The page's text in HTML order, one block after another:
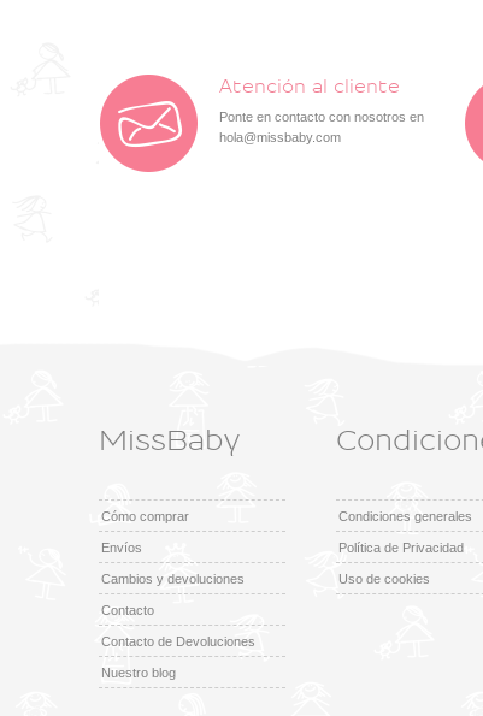
Atención al cliente
Ponte en contacto con nosotros en
hola@missbaby.com
MissBaby
Cómo comprar
Envíos
Cambios y devoluciones
Contacto
Contacto de Devoluciones
Nuestro blog
Condiciones generales
Política de Privacidad
Uso de cookies